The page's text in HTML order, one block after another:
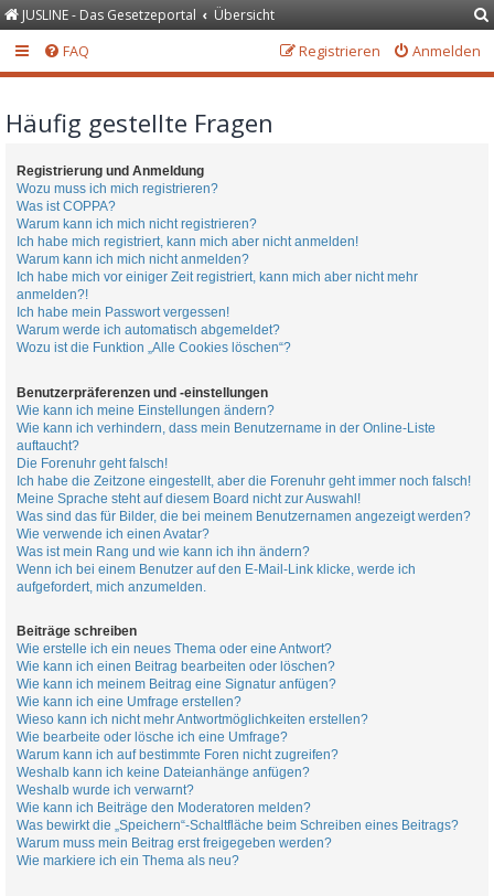
JUSLINE - Das Gesetzeportal Übersicht
FAQ Anmelden
Registrieren
Häufig gestellte Fragen
Registrierung und Anmeldung
Wozu muss ich mich registrieren?
Was ist COPPA?
Warum kann ich mich nicht registrieren?
Ich habe mich registriert, kann mich aber nicht anmelden!
Warum kann ich mich nicht anmelden?
Ich habe mich vor einiger Zeit registriert, kann mich aber nicht mehr
anmelden?!
Ich habe mein Passwort vergessen!
Warum werde ich automatisch abgemeldet?
Wozu ist die Funktion „Alle Cookies löschen“?
Benutzerpräferenzen und -einstellungen
Wie kann ich meine Einstellungen ändern?
Wie kann ich verhindern, dass mein Benutzername in der Online-Liste
auftaucht?
Die Forenuhr geht falsch!
Ich habe die Zeitzone eingestellt, aber die Forenuhr geht immer noch falsch!
Meine Sprache steht auf diesem Board nicht zur Auswahl!
Was sind das für Bilder, die bei meinem Benutzernamen angezeigt werden?
Wie verwende ich einen Avatar?
Was ist mein Rang und wie kann ich ihn ändern?
Wenn ich bei einem Benutzer auf den E-Mail-Link klicke, werde ich
aufgefordert, mich anzumelden.
Beiträge schreiben
Wie erstelle ich ein neues Thema oder eine Antwort?
Wie kann ich einen Beitrag bearbeiten oder löschen?
Wie kann ich meinem Beitrag eine Signatur anfügen?
Wie kann ich eine Umfrage erstellen?
Wieso kann ich nicht mehr Antwortmöglichkeiten erstellen?
Wie bearbeite oder lösche ich eine Umfrage?
Warum kann ich auf bestimmte Foren nicht zugreifen?
Weshalb kann ich keine Dateianhänge anfügen?
Weshalb wurde ich verwarnt?
Wie kann ich Beiträge den Moderatoren melden?
Was bewirkt die „Speichern“-Schaltfläche beim Schreiben eines Beitrags?
Warum muss mein Beitrag erst freigegeben werden?
Wie markiere ich ein Thema als neu?